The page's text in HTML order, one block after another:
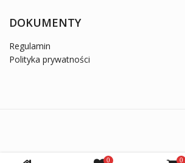
DOKUMENTY
Regulamin
Polityka prywatności
2022 eltsat.pl . Wszystkie prawa zastrzeżone
0 0